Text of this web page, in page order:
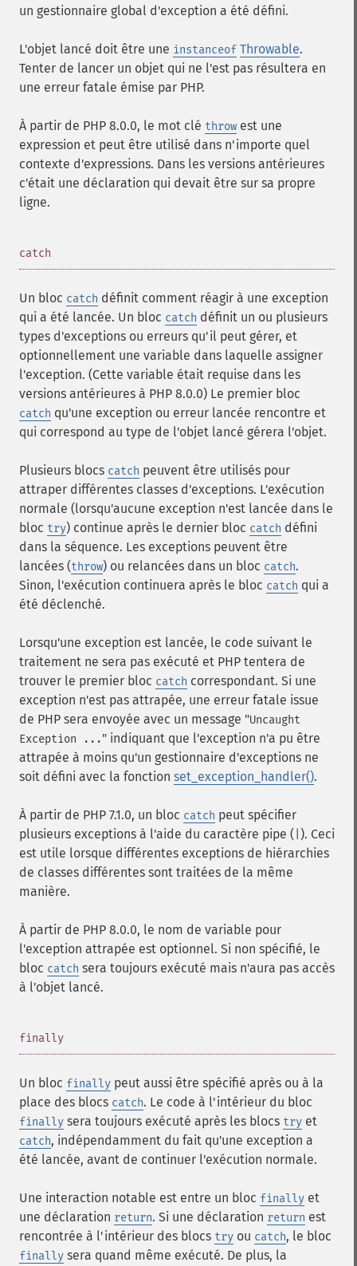
un gestionnaire global d'exception a été défini.
L'objet lancé doit être une instanceof Throwable.
Tenter de lancer un objet qui ne l'est pas résultera en
une erreur fatale émise par PHP.
À partir de PHP 8.0.0, le mot clé throw est une
expression et peut être utilisé dans n'importe quel
contexte d'expressions. Dans les versions antérieures
c'était une déclaration qui devait être sur sa propre
ligne.
catch
Un bloc catch définit comment réagir à une exception
qui a été lancée. Un bloc catch définit un ou plusieurs
types d'exceptions ou erreurs qu'il peut gérer, et
optionnellement une variable dans laquelle assigner
l'exception. (Cette variable était requise dans les
versions antérieures à PHP 8.0.0) Le premier bloc
catch qu'une exception ou erreur lancée rencontre et
qui correspond au type de l'objet lancé gérera l'objet.
Plusieurs blocs catch peuvent être utilisés pour
attraper différentes classes d'exceptions. L'exécution
normale (lorsqu'aucune exception n'est lancée dans le
bloc try) continue après le dernier bloc catch défini
dans la séquence. Les exceptions peuvent être
lancées (throw) ou relancées dans un bloc catch.
Sinon, l'exécution continuera après le bloc catch qui a
été déclenché.
Lorsqu'une exception est lancée, le code suivant le
traitement ne sera pas exécuté et PHP tentera de
trouver le premier bloc catch correspondant. Si une
exception n'est pas attrapée, une erreur fatale issue
de PHP sera envoyée avec un message "Uncaught
Exception ..." indiquant que l'exception n'a pu être
attrapée à moins qu'un gestionnaire d'exceptions ne
soit défini avec la fonction set_exception_handler().
À partir de PHP 7.1.0, un bloc catch peut spécifier
plusieurs exceptions à l'aide du caractère pipe ( ). Ceci
est utile lorsque différentes exceptions de hiérarchies
de classes différentes sont traitées de la même
manière.
À partir de PHP 8.0.0, le nom de variable pour
l'exception attrapée est optionnel. Si non spécifié, le
bloc catch sera toujours exécuté mais n'aura pas accès
à l'objet lancé.
finally
Un bloc finally peut aussi être spécifié après ou à la
place des blocs catch. Le code à l'intérieur du bloc
finally sera toujours exécuté après les blocs try et
catch, indépendamment du fait qu'une exception a
été lancée, avant de continuer l'exécution normale.
Une interaction notable est entre un bloc finally et
une déclaration return. Si une déclaration return est
rencontrée à l'intérieur des blocs try ou catch, le bloc
finally sera quand même exécuté. De plus, la